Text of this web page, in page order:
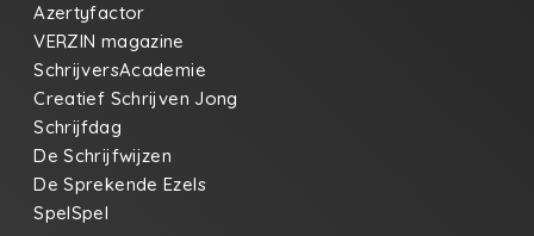
Azertyfactor
VERZIN magazine
SchrijversAcademie
Creatief Schrijven Jong
Schrijfdag
De Schrijfwijzen
De Sprekende Ezels
SpelSpel